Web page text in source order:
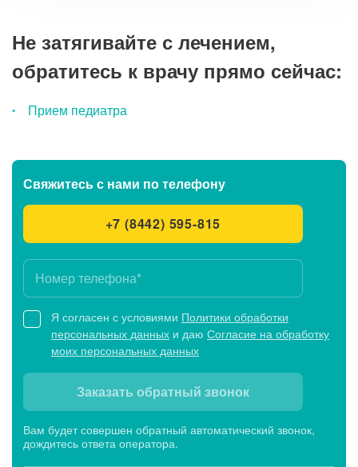
Не затягивайте с лечением,
обратитесь к врачу прямо сейчас:
Прием педиатра
Свяжитесь с нами по телефону
+7 (8442) 595-815
Я согласен с условиями Политики обработки
персональных данных и даю Согласие на обработку
моих персональных данных
Заказать обратный звонок
Вам будет совершен обратный автоматический звонок,
дождитесь ответа оператора.